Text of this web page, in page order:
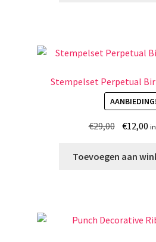
Stempelset Perpetual
AANBIEDING!
€29,00
was:
€12,00
is:
Toevoegen aan